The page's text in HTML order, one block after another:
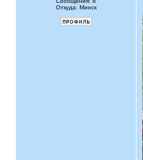
Откуда: Минск